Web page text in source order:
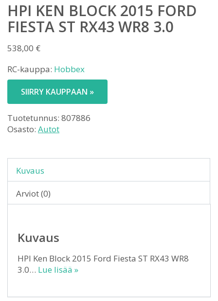
HPI KEN BLOCK 2015 FORD
FIESTA ST RX43 WR8 3.0
538,00 €
RC-kauppa: Hobbex
SIIRRY KAUPPAAN »
Tuotetunnus: 807886
Osasto: Autot
Kuvaus
Arviot (0)
Kuvaus
HPI Ken Block 2015 Ford Fiesta ST RX43 WR8
3.0… Lue lisää »